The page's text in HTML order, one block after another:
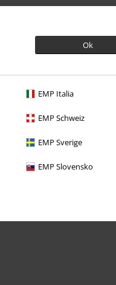
Ok
EMP Italia
EMP Schweiz
EMP Sverige
EMP Slovensko